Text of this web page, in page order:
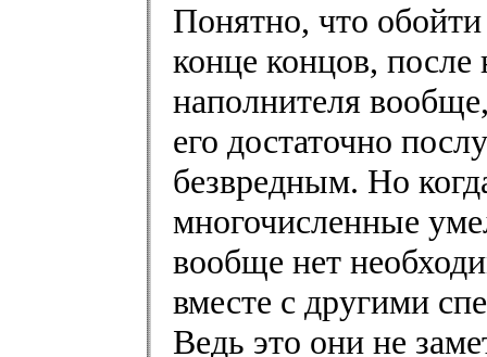
Понятно, что
конце концов,
наполнителя
его достаточно
безвредным. Но
многочисленные
вообще нет
вместе с другими
Ведь это они не